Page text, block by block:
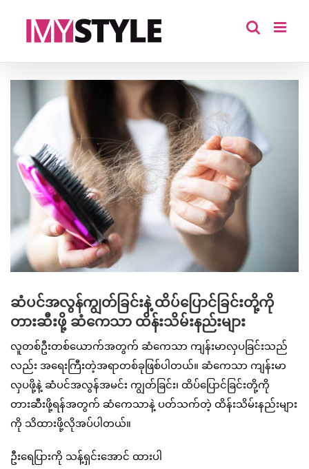
Larger
Image
ဆံပင်အလွန်ကျွတ်ခြင်းနဲ့ ထိပ်ပြောင်ခြင်းတို့ကို
တားဆီးဖို့ ဆံကေသာ ထိန်းသိမ်းနည်းများ
လူတစ်ဦးတစ်ယောက်အတွက် ဆံကေသာ ကျန်းမာလှပခြင်းသည်
လည်း အရေးကြီးတဲ့အရာတစ်ခုဖြစ်ပါတယ်။ ဆံကေသာ ကျန်းမာ
လှပဖို့နဲ့ ဆံပင်အလွန်အမင်း ကျွတ်ခြင်း၊ ထိပ်ပြောင်ခြင်းတို့ကို
တားဆီးဖို့ရန်အတွက် ဆံကေသာနဲ့ ပတ်သက်တဲ့ ထိန်းသိမ်းနည်းများ
ကို သိထားဖို့လိုအပ်ပါတယ်။
ဦးရေပြားကို သန့်ရှင်းအောင် ထားပါ